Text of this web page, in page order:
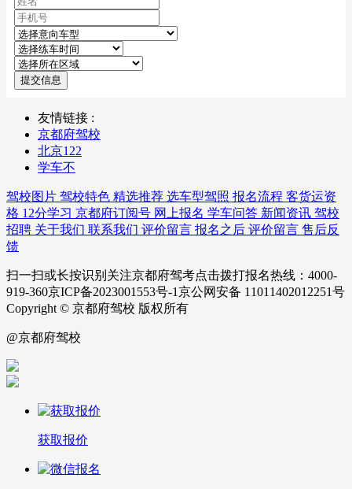
提交信息
友情链接 :
京都府驾校
北京122
学车不
驾校图片 驾校特色 精选推荐 选车型驾照 报名流程 客货运资
格 12分学习 京都府订阅号 网上报名 学车问答 新闻资讯 驾校
招聘 关于我们 联系我们 评价留言 报名之后 评价留言 售后反
馈
扫一扫或长按识别关注京都府驾考点击拨打报名热线：4000-
919-360京ICP备2023001553号-1京公网安备 11011402012251号
Copyright © 京都府驾校 版权所有
@京都府驾校
获取报价